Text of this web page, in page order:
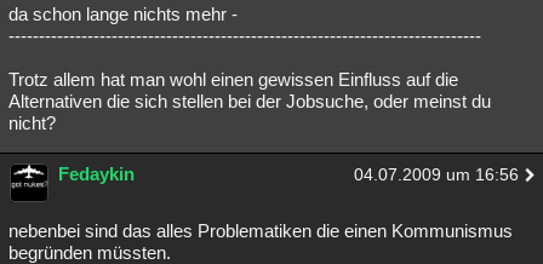
da schon lange nichts mehr -
------------------------------------------------------------------------------
Trotz allem hat man wohl einen gewissen Einfluss auf die
Alternativen die sich stellen bei der Jobsuche, oder meinst du
nicht?
Fedaykin 04.07.2009 um 16:56
nebenbei sind das alles Problematiken die einen Kommunismus
begründen müssten.